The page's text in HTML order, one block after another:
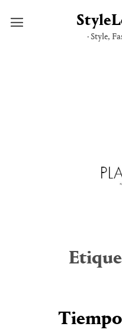
· Style,